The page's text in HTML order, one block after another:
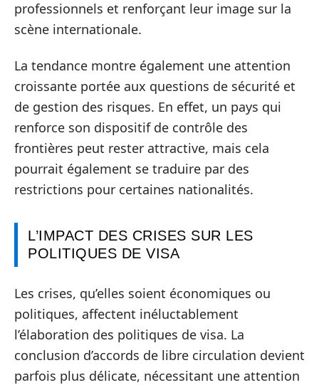
professionnels et renforçant leur image sur la
scène internationale.
La tendance montre également une attention
croissante portée aux questions de sécurité et
de gestion des risques. En effet, un pays qui
renforce son dispositif de contrôle des
frontières peut rester attractive, mais cela
pourrait également se traduire par des
restrictions pour certaines nationalités.
L’IMPACT DES CRISES SUR LES
POLITIQUES DE VISA
Les crises, qu’elles soient économiques ou
politiques, affectent inéluctablement
l’élaboration des politiques de visa. La
conclusion d’accords de libre circulation devient
parfois plus délicate, nécessitant une attention